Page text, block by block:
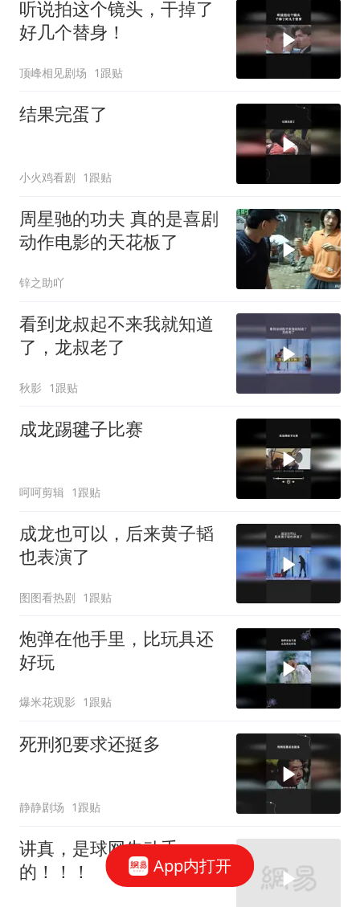
听说拍这个镜头，干掉了
好几个替身！
顶峰相见剧场 1跟贴
结果完蛋了
小火鸡看剧 1跟贴
周星驰的功夫 真的是喜剧
动作电影的天花板了
锌之助吖
看到龙叔起不来我就知道
了，龙叔老了
秋影 1跟贴
成龙踢毽子比赛
呵呵剪辑 1跟贴
成龙也可以，后来黄子韬
也表演了
图图看热剧 1跟贴
炮弹在他手里，比玩具还
好玩
爆米花观影 1跟贴
死刑犯要求还挺多
静静剧场 1跟贴
讲真，是球网先动手
的！！！
App内打开